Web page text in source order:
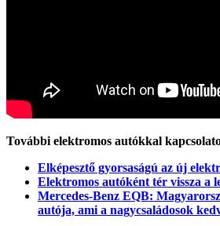
További elektromos autókkal
Elképesztő gyorsaságú az új
Elektromos autóként tér vissza a
Mercedes-Benz EQB:
autója, ami a nagycsaládosok